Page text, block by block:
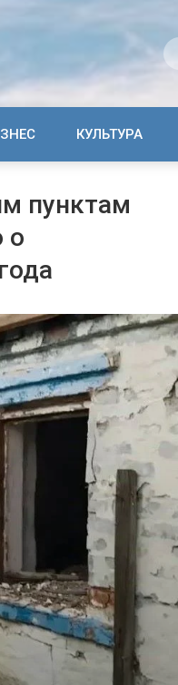
КУЛЬТУРА
пунктам
о